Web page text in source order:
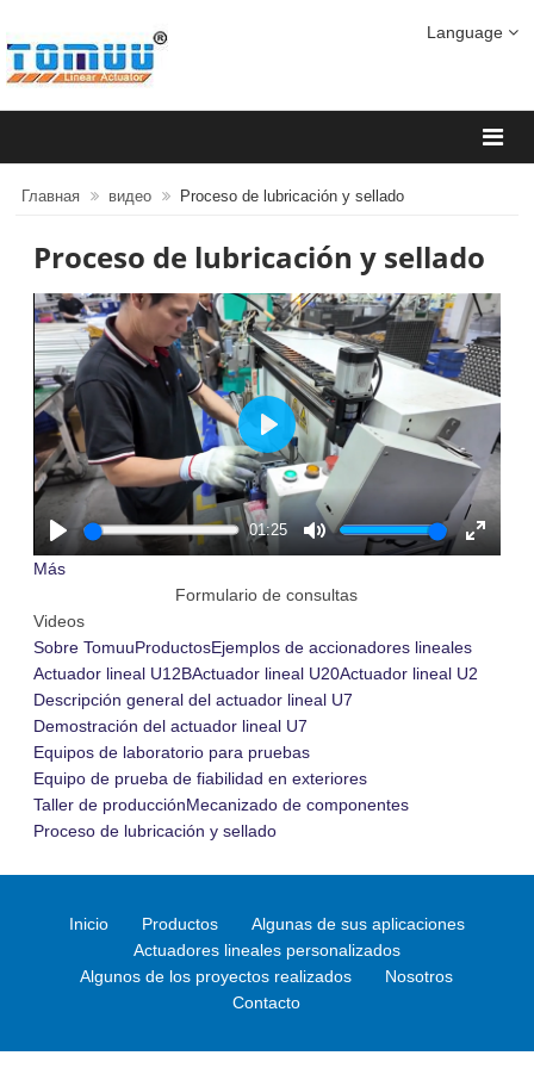
Language
Главная видео Proceso de lubricación y sellado
Proceso de lubricación y sellado
Play
01:25
Mute
Enter
Play
Más
Formulario de consultas
Videos
Sobre TomuuProductosEjemplos de accionadores lineales
Actuador lineal U12BActuador lineal U20Actuador lineal U2
Descripción general del actuador lineal U7
Demostración del actuador lineal U7
Equipos de laboratorio para pruebas
Equipo de prueba de fiabilidad en exteriores
Taller de producciónMecanizado de componentes
Proceso de lubricación y sellado
Inicio Productos
Algunas de sus aplicaciones
Actuadores lineales personalizados
Algunos de los proyectos realizados
Nosotros
Contacto